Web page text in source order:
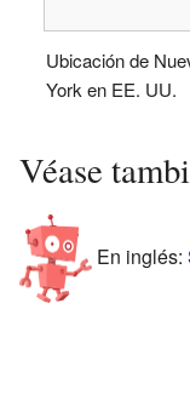
Ubicación de
York en EE. UU.
Véase
En inglés: